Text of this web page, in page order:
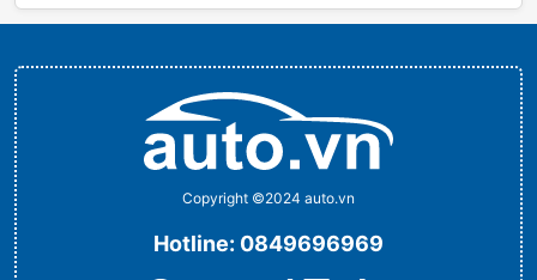
Copyright ©2024 auto.vn
Hotline: 0849696969